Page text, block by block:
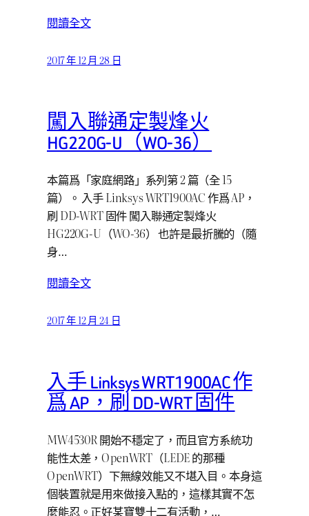
閱讀全文
2017 年 12 月 28 日
闖入聯通定製烽火
HG220G-U（WO-36）
本篇爲「家庭網路」系列第 2 篇（全 15
篇）。 入手 Linksys WRT1900AC 作爲 AP，
刷 DD-WRT 固件 闖入聯通定製烽火
HG220G-U（WO-36） 也許是最折騰的（隨
身…
閱讀全文
2017 年 12 月 24 日
入手 Linksys WRT1900AC 作
爲 AP，刷 DD-WRT 固件
MW4530R 開始不穩定了，而且官方系統功
能性太差，OpenWRT（LEDE 的那種
OpenWRT）下無線效能又不堪入目。本身這
個裝置就是用來做接入點的，這樣其實不怎
麼能忍。正好某寶雙十二有活動，…